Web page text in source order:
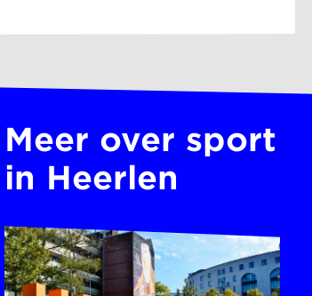
Meer over sport
in Heerlen